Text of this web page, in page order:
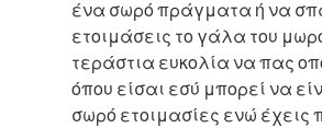
ένα σωρό πράγματα ή να
ετοιμάσεις το γάλα του
τεράστια ευκολία να πας
όπου είσαι εσύ μπορεί να
σωρό ετοιμασίες ενώ έχεις